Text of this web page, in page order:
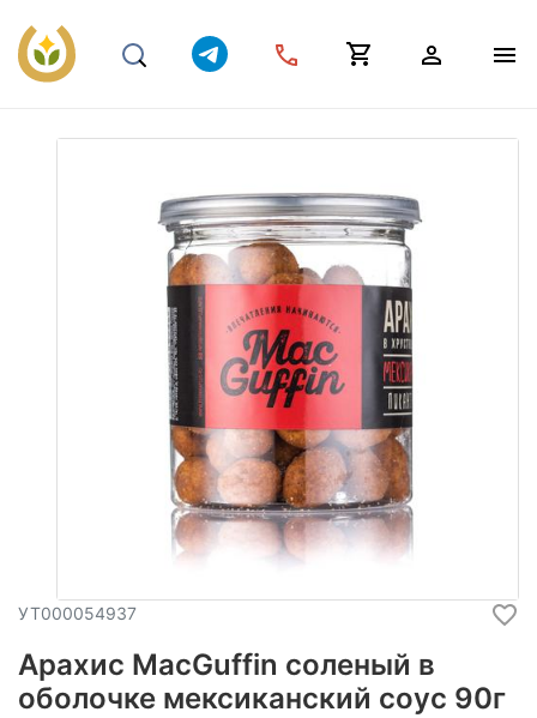
УТ000054937
Арахис MacGuffin соленый в
оболочке мексиканский соус 90г